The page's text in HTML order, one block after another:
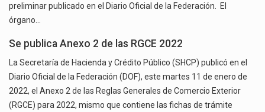
preliminar publicado en el Diario Oficial de la Federación. El
órgano…
Se publica Anexo 2 de las RGCE 2022
La Secretaría de Hacienda y Crédito Público (SHCP) publicó en el
Diario Oficial de la Federación (DOF), este martes 11 de enero de
2022, el Anexo 2 de las Reglas Generales de Comercio Exterior
(RGCE) para 2022, mismo que contiene las fichas de trámite